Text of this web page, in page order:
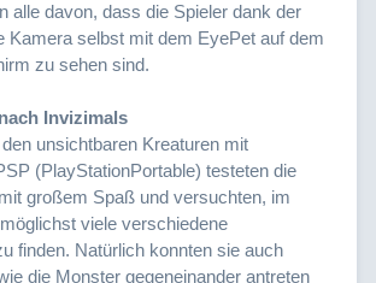
alle davon, dass die Spieler dank der
Kamera selbst mit dem EyePet auf dem
zu sehen sind.
Invizimals
unsichtbaren Kreaturen mit
(PlayStationPortable) testeten die
großem Spaß und versuchten, im
viele verschiedene
finden. Natürlich konnten sie auch
die Monster gegeneinander antreten